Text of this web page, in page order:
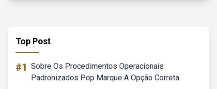
Top Post
#1 Sobre Os Procedimentos Operacionais
Padronizados Pop Marque A Opção Correta